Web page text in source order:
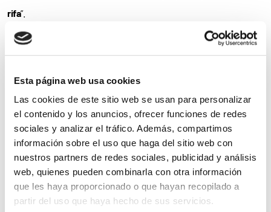
Esta página web usa cookies
Las cookies de este sitio web se usan para personalizar
el contenido y los anuncios, ofrecer funciones de redes
sociales y analizar el tráfico. Además, compartimos
información sobre el uso que haga del sitio web con
nuestros partners de redes sociales, publicidad y análisis
web, quienes pueden combinarla con otra información
que les haya proporcionado o que hayan recopilado a
partir del uso que haya hecho de sus servicios.
rifa”.
Es más; los organizadores también han habilitado una
asistir al evento, quieran colaborar con esta
número de cuenta2095 0113 10 9112020333.
Como concluye Juana María Saenz, delegada de FEDER en País
Vasco, “hemos de destacar elpapel solidariode las personas y
entidades que hacen posible este proyecto en favor de las
enfermedades raras. Es importante conocer larealidadque
viven las personas con estas patologías y sus familias y, por ello,